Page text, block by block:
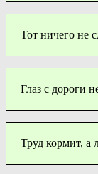
Тот ничего не
Глаз с дороги
Труд кормит, а